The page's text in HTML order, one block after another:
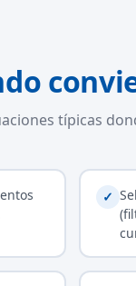
típicas
✓